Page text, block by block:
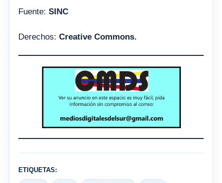
Fuente: SINC
Derechos: Creative Commons.
ETIQUETAS: